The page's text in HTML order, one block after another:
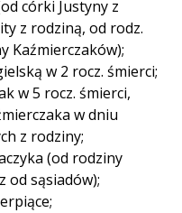
córki Justyny z
z rodziną, od rodz.
Kaźmierczaków);
w 2 rocz. śmierci;
w 5 rocz. śmierci,
w dniu
z rodziny;
(od rodziny
od sąsiadów);